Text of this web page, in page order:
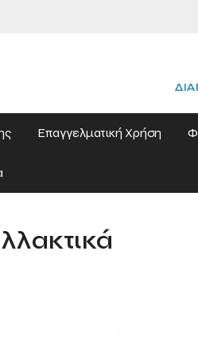
Επαγγελματική Χρήση